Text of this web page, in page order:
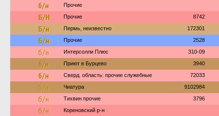
б/н Прочие
Б/Н Прочие 8742
Б/н Пермь, неизвестно 172301
Б/н Прочие 2528
б/н Интерсолли Плюс 310-09
б/н Приют в Бурцево 3940
б/н Сверд. область: прочие служебные 72033
б/н Чиатура 9102984
б/н Тихвин прочие 3796
б/н Кореновский р-н